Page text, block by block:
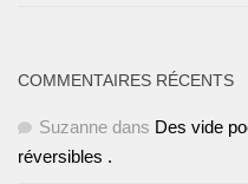
COMMENTAIRES RÉCENTS
Suzanne dans Des vide
réversibles .